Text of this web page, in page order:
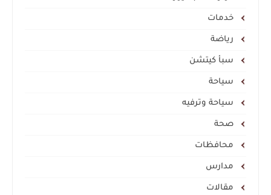
خدمات
رياضة
سبأ كيتشن
سياحة
سياحة وترفيه
صحة
محافظات
مدارس
مقالات